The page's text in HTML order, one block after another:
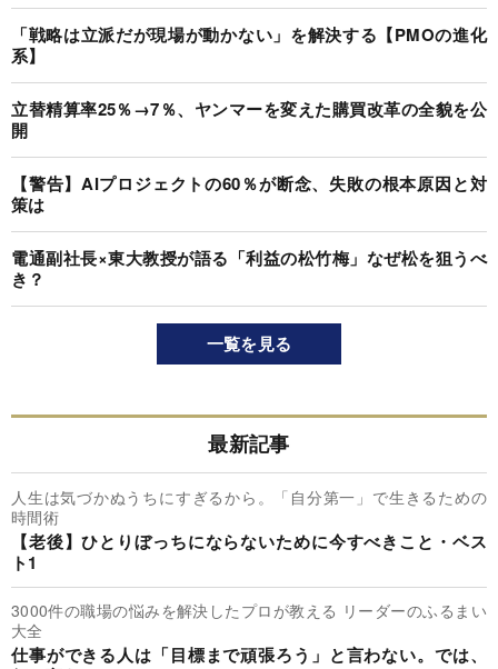
「戦略は立派だが現場が動かない」を解決する【PMOの進化
系】
立替精算率25％→7％、ヤンマーを変えた購買改革の全貌を公
開
【警告】AIプロジェクトの60％が断念、失敗の根本原因と対
策は
電通副社長×東大教授が語る「利益の松竹梅」なぜ松を狙うべ
き？
一覧を見る
最新記事
人生は気づかぬうちにすぎるから。「自分第一」で生きるための
時間術
【老後】ひとりぼっちにならないために今すべきこと・ベス
ト1
3000件の職場の悩みを解決したプロが教える リーダーのふるまい
大全
仕事ができる人は「目標まで頑張ろう」と言わない。では、